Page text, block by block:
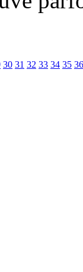
30 31 32 33 34 35 36